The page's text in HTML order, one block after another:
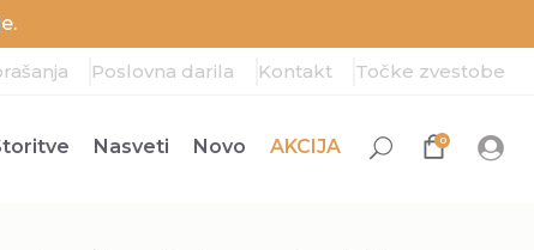
Poslovna darila Kontakt Točke zvestobe
Nasveti Novo AKCIJA 0